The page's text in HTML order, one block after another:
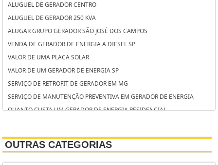
ALUGUEL DE GERADOR CENTRO
ALUGUEL DE GERADOR 250 KVA
ALUGAR GRUPO GERADOR SÃO JOSÉ DOS CAMPOS
VENDA DE GERADOR DE ENERGIA A DIESEL SP
VALOR DE UMA PLACA SOLAR
VALOR DE UM GERADOR DE ENERGIA SP
SERVIÇO DE RETROFIT DE GERADOR EM MG
SERVIÇO DE MANUTENÇÃO PREVENTIVA EM GERADOR DE ENERGIA
QUANTO CUSTA UM GERADOR DE ENERGIA RESIDENCIAL
PREÇO GERADOR ENERGIA
PREÇO DE GERADOR PARA PRÉDIO RESIDENCIAL
PREÇO DE GERADOR DE ENERGIA RESIDENCIAL
OUTRAS CATEGORIAS